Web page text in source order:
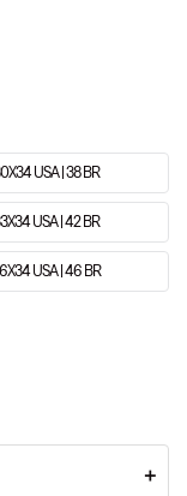
USA | 38 BR
USA | 42 BR
USA | 46 BR
＋